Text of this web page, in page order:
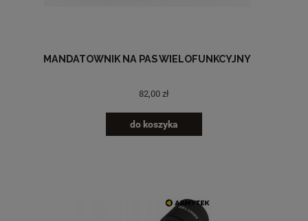
MANDATOWNIK NA PAS WIELOFUNKCYJNY
82,00 zł
do koszyka